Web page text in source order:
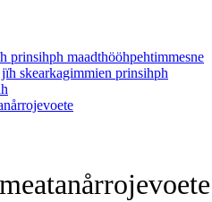
prinsihph maadthööhpehtimmesne
skearkagimmien prinsihph